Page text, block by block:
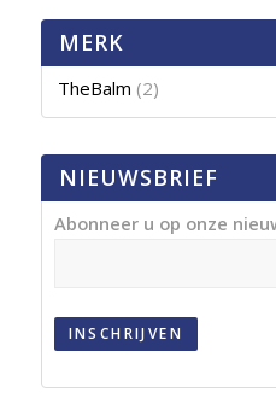
MERK
TheBalm (2)
NIEUWSBRIEF
Abonneer u op onze
INSCHRIJVEN